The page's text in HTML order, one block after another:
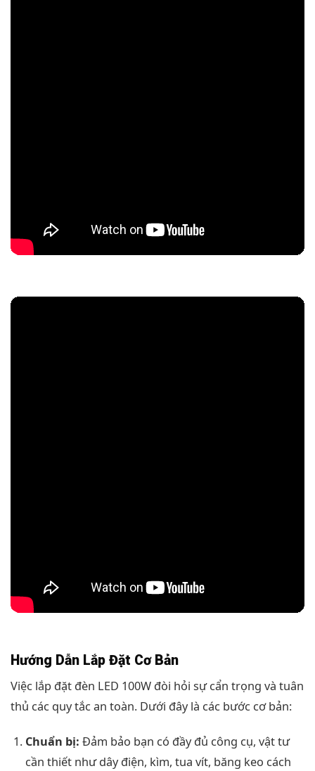
Hướng Dẫn Lắp Đặt Cơ Bản
Việc lắp đặt đèn LED 100W đòi hỏi sự cẩn trọng và tuân
thủ các quy tắc an toàn. Dưới đây là các bước cơ bản:
Chuẩn bị: Đảm bảo bạn có đầy đủ công cụ, vật tư
cần thiết như dây điện, kìm, tua vít, băng keo cách